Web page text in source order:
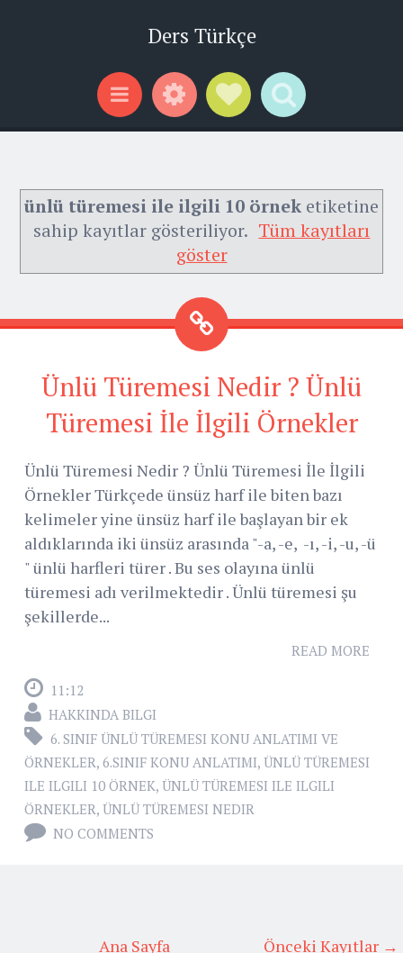
Ders Türkçe
Menu WidgetsSocial Links
Search
ünlü türemesi ile ilgili 10 örnek etiketine
sahip kayıtlar gösteriliyor. Tüm kayıtları
göster
Ünlü Türemesi Nedir ? Ünlü
Türemesi İle İlgili Örnekler
Ünlü Türemesi Nedir ? Ünlü Türemesi İle İlgili
Örnekler Türkçede ünsüz harf ile biten bazı
kelimeler yine ünsüz harf ile başlayan bir ek
aldıklarında iki ünsüz arasında "-a, -e, -ı, -i, -u, -ü
" ünlü harfleri türer . Bu ses olayına ünlü
türemesi adı verilmektedir . Ünlü türemesi şu
şekillerde...
READ MORE
11:12
HAKKINDA BILGI
6. SINIF ÜNLÜ TÜREMESI KONU ANLATIMI VE
ÖRNEKLER, 6.SINIF KONU ANLATIMI, ÜNLÜ TÜREMESI
ILE ILGILI 10 ÖRNEK, ÜNLÜ TÜREMESI ILE ILGILI
ÖRNEKLER, ÜNLÜ TÜREMESI NEDIR
NO COMMENTS
Önceki Kayıtlar →
Ana Sayfa